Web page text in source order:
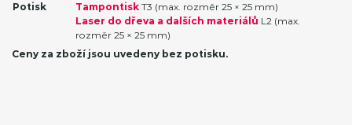
Potisk Tampontisk T3 (max. rozměr 25 × 25 mm)
Laser do dřeva a dalších materiálů L2 (max.
rozměr 25 × 25 mm)
Ceny za zboží jsou uvedeny bez potisku.